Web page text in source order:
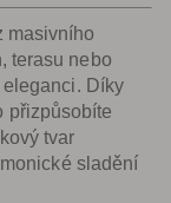
masivního
terasu nebo
Díky
přizpůsobíte
tvar
sladění